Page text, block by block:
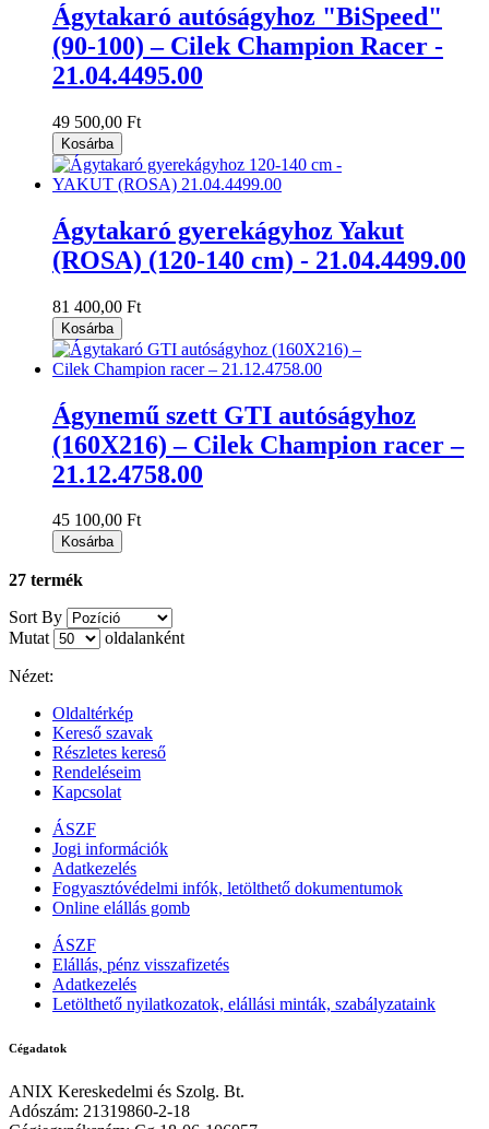
Ágytakaró autóságyhoz "BiSpeed"
(90-100) – Cilek Champion Racer -
21.04.4495.00
49 500,00 Ft
Kosárba
Ágytakaró gyerekágyhoz Yakut
(ROSA) (120-140 cm) - 21.04.4499.00
81 400,00 Ft
Kosárba
Ágynemű szett GTI autóságyhoz
(160X216) – Cilek Champion racer –
21.12.4758.00
45 100,00 Ft
Kosárba
27 termék
Sort By
Mutat
oldalanként
Nézet:
Oldaltérkép
Kereső szavak
Részletes kereső
Rendeléseim
Kapcsolat
ÁSZF
Jogi információk
Adatkezelés
Fogyasztóvédelmi infók, letölthető dokumentumok
Online elállás gomb
ÁSZF
Elállás, pénz visszafizetés
Adatkezelés
Letölthető nyilatkozatok, elállási minták, szabályzataink
Cégadatok
ANIX Kereskedelmi és Szolg. Bt.
Adószám: 21319860-2-18